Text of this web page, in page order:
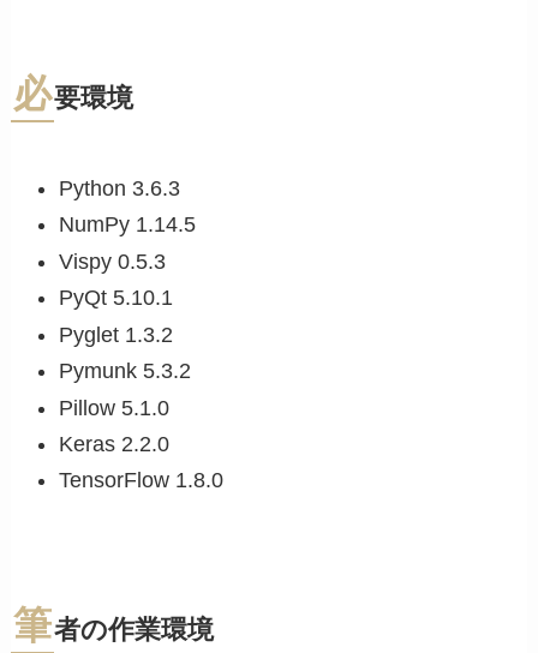
必要環境
Python 3.6.3
NumPy 1.14.5
Vispy 0.5.3
PyQt 5.10.1
Pyglet 1.3.2
Pymunk 5.3.2
Pillow 5.1.0
Keras 2.2.0
TensorFlow 1.8.0
筆者の作業環境